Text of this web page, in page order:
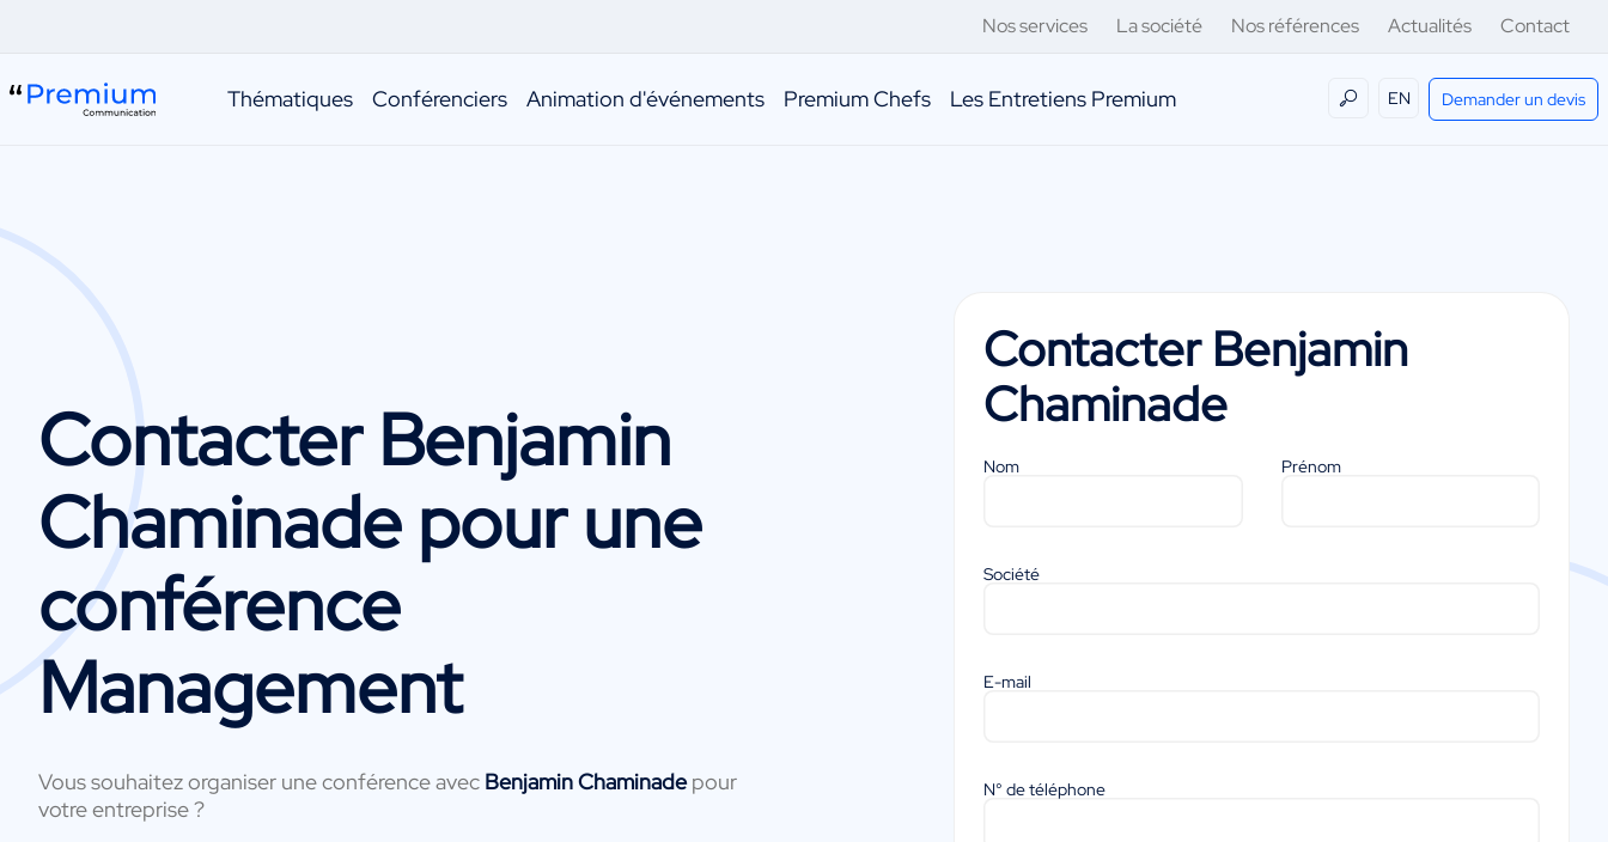
Nos services La société Nos références Actualités Contact
Thématiques Conférenciers Animation d'événements Premium Chefs Les Entretiens Premium EN Demander un devis
Contacter Benjamin
Chaminade pour une
conférence
Management
Vous souhaitez organiser une conférence avec Benjamin Chaminadepour
votre entreprise ?
Contacter Benjamin
Chaminade
Nom Prénom
Société
E-mail
N° de téléphone